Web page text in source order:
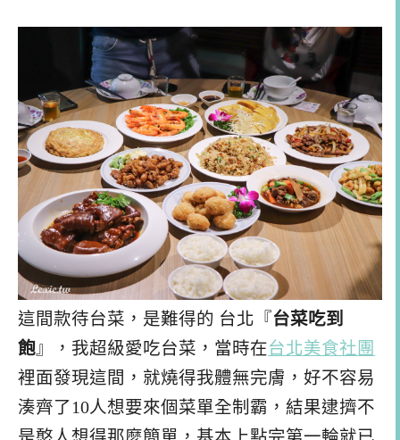
這間款待台菜，是難得的 台北『 台菜吃到
飽』，我超級愛吃台菜，當時在台北美食社團
裡面發現這間，就燒得我體無完膚，好不容易
湊齊了10人想要來個菜單全制霸，結果逮擠不